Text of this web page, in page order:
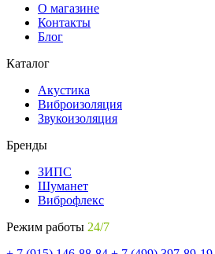
О магазине
Контакты
Блог
Каталог
Акустика
Виброизоляция
Звукоизоляция
Бренды
ЗИПС
Шуманет
Виброфлекс
Режим работы 24/7